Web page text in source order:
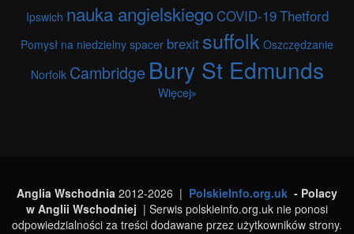
Ipswich nauka angielskiegoCOVID-19Thetford
Pomysł na niedzielny spacer brexit suffolk Oszczędzanie
Norfolk Cambridge Bury St Edmunds
Więcej
Anglia Wschodnia 2012-2026 | PolskieInfo.org.uk - Polacy
w Anglii Wschodniej | Serwis polskieinfo.org.uk nie ponosi
odpowiedzialności za treści dodawane przez użytkowników strony.